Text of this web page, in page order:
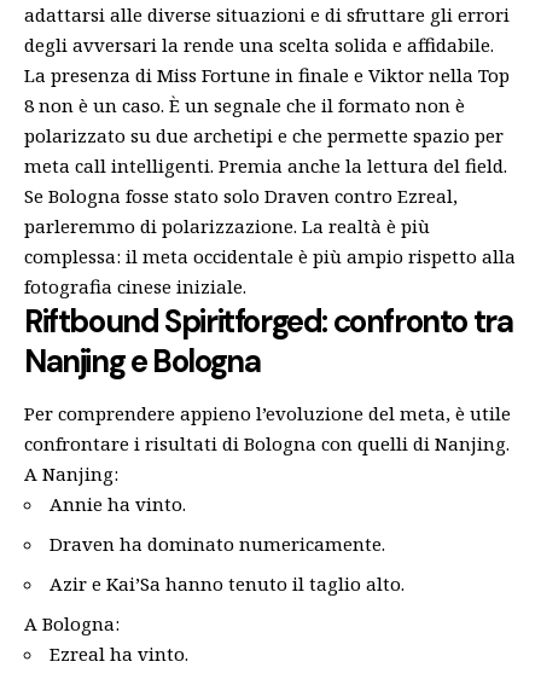
adattarsi alle diverse situazioni e di sfruttare gli errori
degli avversari la rende una scelta solida e affidabile.
La presenza di Miss Fortune in finale e Viktor nella Top
8 non è un caso. È un segnale che il formato non è
polarizzato su due archetipi e che permette spazio per
meta call intelligenti. Premia anche la lettura del field.
Se Bologna fosse stato solo Draven contro Ezreal,
parleremmo di polarizzazione. La realtà è più
complessa: il meta occidentale è più ampio rispetto alla
fotografia cinese iniziale.
Riftbound Spiritforged: confronto tra
Nanjing e Bologna
Per comprendere appieno l’evoluzione del meta, è utile
confrontare i risultati di Bologna con quelli di Nanjing.
A Nanjing:
Annie ha vinto.
Draven ha dominato numericamente.
Azir e Kai’Sa hanno tenuto il taglio alto.
A Bologna:
Ezreal ha vinto.